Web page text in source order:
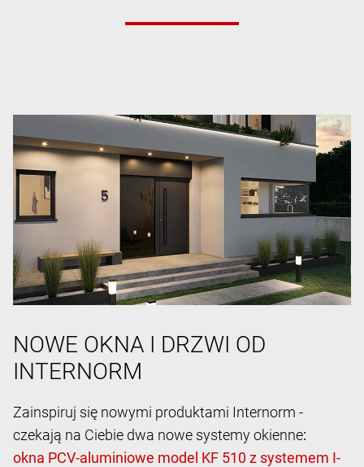
NOWE OKNA I DRZWI OD
INTERNORM
Zainspiruj się nowymi produktami Internorm -
czekają na Ciebie dwa nowe systemy okienne: